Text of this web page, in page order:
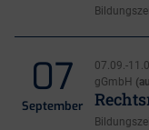
07
September
07.09.-
gGmbH